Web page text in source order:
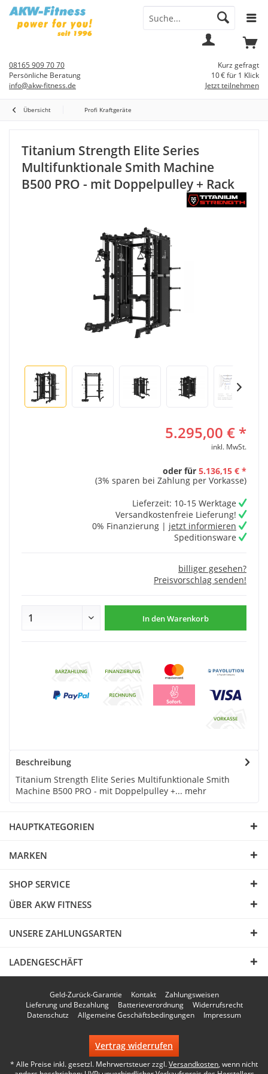
Kurz gefragt
10 € für 1 Klick
Jetzt teilnehmen
08165 909 70 70
Persönliche Beratung
info@akw-fitness.de
Übersicht Profi Kraftgeräte
Titanium Strength Elite Series
Multifunktionale Smith Machine
B500 PRO - mit Doppelpulley + Rack
5.295,00 € *
inkl. MwSt.
oder für 5.136,15 € *
(3% sparen bei Zahlung per Vorkasse)
Lieferzeit: 10-15 Werktage
Versandkostenfreie Lieferung!
0% Finanzierung | jetzt informieren
Speditionsware
billiger gesehen?
Preisvorschlag senden!
In denWarenkorb
Beschreibung
Titanium Strength Elite Series Multifunktionale Smith
Machine B500 PRO - mit Doppelpulley +... mehr
HAUPTKATEGORIEN
MARKEN
SHOP SERVICE
ÜBER AKW FITNESS
UNSERE ZAHLUNGSARTEN
LADENGESCHÄFT
Geld-Zurück-Garantie Kontakt
Zahlungsweisen
Lieferung und Bezahlung
Batterieverordnung
Widerrufsrecht
Datenschutz
Allgemeine Geschäftsbedingungen Impressum
Vertrag widerrufen
* Alle Preise inkl. gesetzl. Mehrwertsteuer zzgl.Versandkosten, wenn nicht